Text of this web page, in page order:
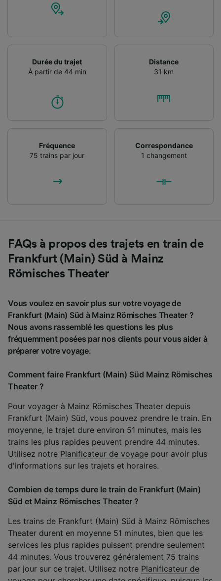
Durée du trajet
À partir de 44 min
Distance
31 km
Fréquence
75 trains par jour
Correspondance
1 changement
FAQs à propos des trajets en train de
Frankfurt (Main) Süd à Mainz
Römisches Theater
Vous voulez en savoir plus sur votre voyage de
Frankfurt (Main) Süd à Mainz Römisches Theater ?
Nous avons rassemblé les questions les plus
fréquemment posées par nos clients pour vous aider à
préparer votre voyage.
Comment faire Frankfurt (Main) Süd Mainz Römisches
Theater ?
Pour voyager à Mainz Römisches Theater depuis
Frankfurt (Main) Süd, vous pouvez prendre le train. En
moyenne, le trajet dure environ 51 minutes, mais les
trains les plus rapides peuvent prendre 44 minutes.
Utilisez notre Planificateur de voyage pour avoir plus
d'informations sur les trajets et horaires.
Combien de temps dure le train de Frankfurt (Main)
Süd et Mainz Römisches Theater ?
Les trains de Frankfurt (Main) Süd à Mainz Römisches
Theater durent en moyenne 51 minutes, bien que les
services les plus rapides puissent prendre seulement
44 minutes. Vous trouverez généralement 75 trains
par jour sur ce trajet. Utilisez notre Planificateur de